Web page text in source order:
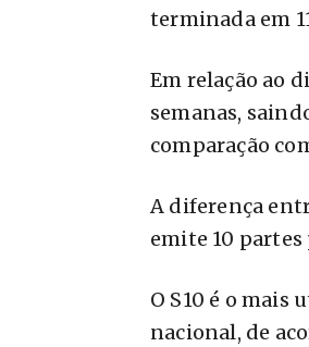
terminada em
Em relação ao
semanas,
comparação
A diferença
emite 10 partes
O S10 é o mais
nacional, de